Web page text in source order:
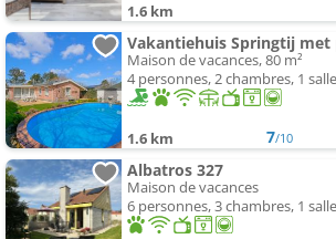
1.6 km
Maison de vacances, 80 m²
4 personnes, 2 chambres, 1
1.6 km 7/10
Albatros 327
Maison de vacances
6 personnes, 3 chambres, 1